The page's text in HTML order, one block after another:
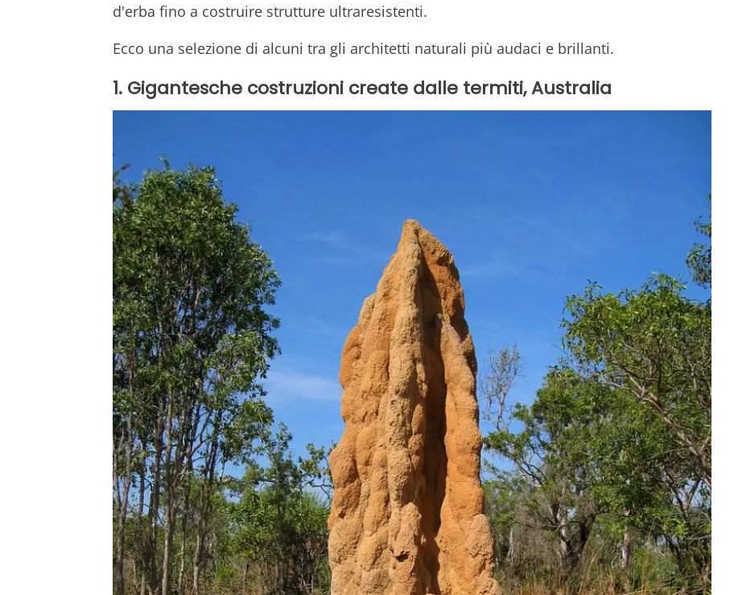
d'erba fino a costruire strutture ultraresistenti.
Ecco una selezione di alcuni tra gli architetti naturali più audaci e brillanti.
1. Gigantesche costruzioni create dalle termiti, Australia